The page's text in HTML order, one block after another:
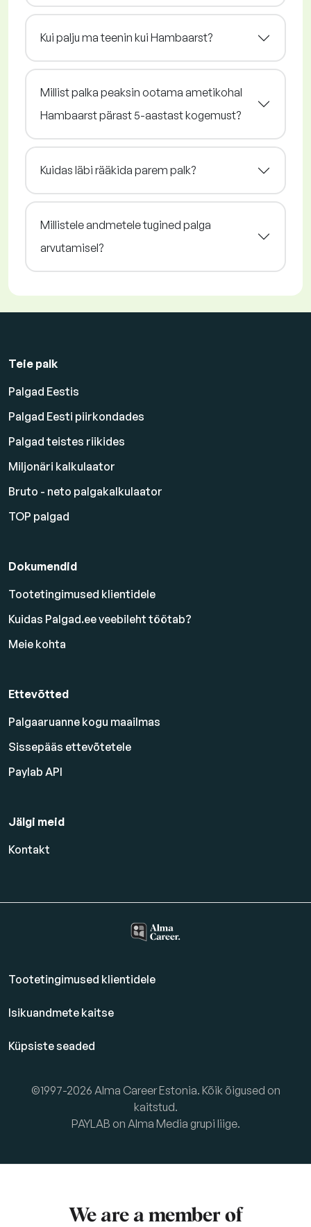
Kui palju ma teenin kui Hambaarst?
Millist palka peaksin ootama ametikohal
Hambaarst pärast 5-aastast kogemust?
Kuidas läbi rääkida parem palk?
Millistele andmetele tugined palga
arvutamisel?
Teie palk
Palgad Eestis
Palgad Eesti piirkondades
Palgad teistes riikides
Miljonäri kalkulaator
Bruto - neto palgakalkulaator
TOP palgad
Dokumendid
Tootetingimused klientidele
Kuidas Palgad.ee veebileht töötab?
Meie kohta
Ettevõtted
Palgaaruanne kogu maailmas
Sissepääs ettevõtetele
Paylab API
Jälgi meid
Kontakt
Tootetingimused klientidele
Isikuandmete kaitse
Küpsiste seaded
©1997-2026 Alma Career Estonia. Kõik õigused on
kaitstud.
PAYLAB on Alma Media grupi liige.
We are a member of